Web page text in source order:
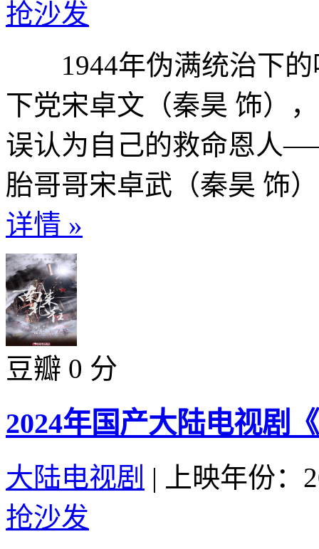
抢沙发
1944年伪满统治下的
下党宋卓文（秦昊 饰）
误认为自己的救命恩人
胎哥哥宋卓武（秦昊 饰
详情 »
豆瓣 0 分
2024年国产大陆电视剧
大陆电视剧 |
上映年份：
抢沙发